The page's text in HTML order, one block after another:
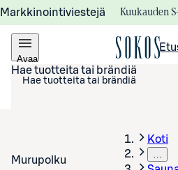
Markkinointiviestejä Kuukauden
Avaa
valikko
Hae tuotteita tai brändiä
Murupolku
Koti
…